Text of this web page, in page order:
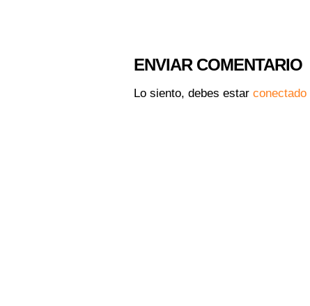
ENVIAR COMENTARIO
Lo siento, debes estar conectado